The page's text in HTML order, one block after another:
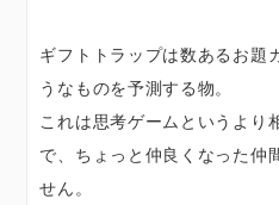
ギフトトラップは数あるお題
うなものを予測する物。
これは思考ゲームというより
で、ちょっと仲良くなった仲
せん。